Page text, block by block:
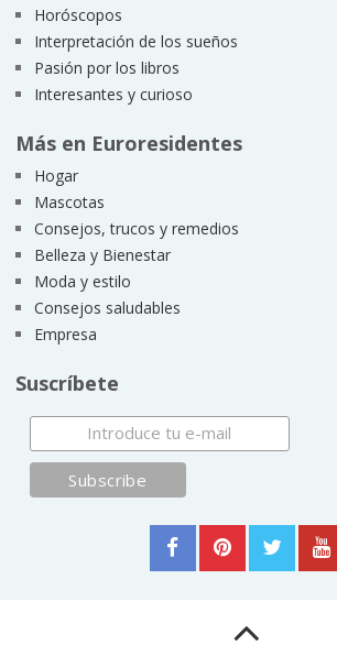
Horóscopos
Interpretación de los sueños
Pasión por los libros
Interesantes y curioso
Más en Euroresidentes
Hogar
Mascotas
Consejos, trucos y remedios
Belleza y Bienestar
Moda y estilo
Consejos saludables
Empresa
Suscríbete